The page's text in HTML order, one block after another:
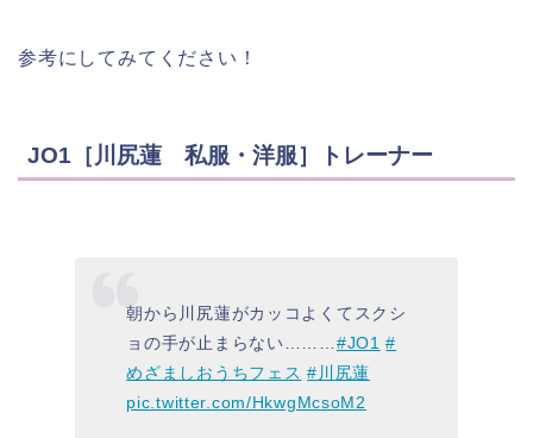
参考にしてみてください！
JO1［川尻蓮 私服・洋服］トレーナー
朝から川尻蓮がカッコよくてスクシ
ョの手が止まらない……… #JO1 #
めざましおうちフェス #川尻蓮
pic.twitter.com/HkwgMcsoM2